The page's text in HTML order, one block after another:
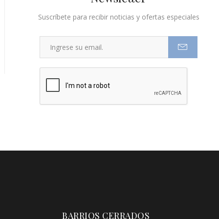
Suscríbete para recibir noticias y ofertas especiales
BARRIOS CERRADOS